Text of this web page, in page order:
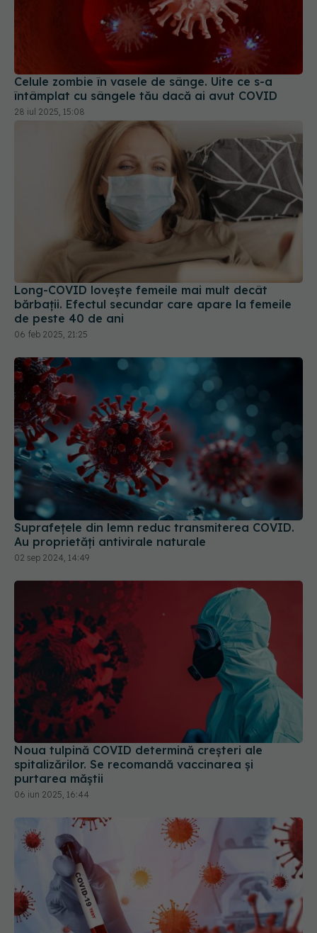
Celule zombie în vasele de sânge. Uite ce s-a
întâmplat cu sângele tău dacă ai avut COVID
28 iul 2025, 15:08
Long-COVID lovește femeile mai mult decât
bărbații. Efectul secundar care apare la femeile
de peste 40 de ani
06 feb 2025, 21:25
Suprafețele din lemn reduc transmiterea COVID.
Au proprietăți antivirale naturale
02 sep 2024, 14:49
Noua tulpină COVID determină creșteri ale
spitalizărilor. Se recomandă vaccinarea și
purtarea măștii
06 iun 2025, 16:44